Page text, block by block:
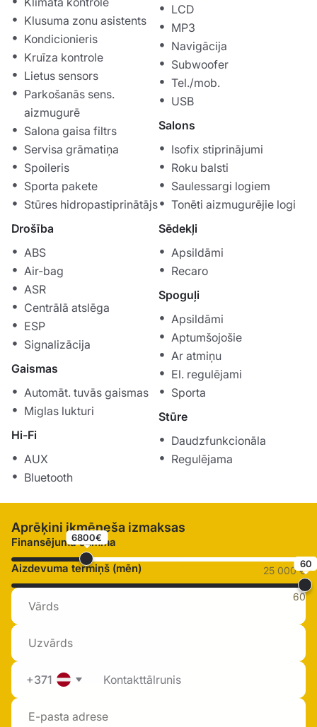
Klusuma zonu asistents
Kondicionieris
Kruīza kontrole
Lietus sensors
Parkošanās sens.
aizmugurē
Salona gaisa filtrs
Servisa grāmatiņa
Spoileris
Sporta pakete
Stūres hidropastiprinātājs
Drošība
ABS
Air-bag
ASR
Centrālā atslēga
ESP
Signalizācija
Gaismas
Automāt. tuvās gaismas
Miglas lukturi
Hi-Fi
AUX
Bluetooth
LCD
MP3
Navigācija
Subwoofer
Tel./mob.
USB
Salons
Isofix stiprinājumi
Roku balsti
Saulessargi logiem
Tonēti aizmugurējie logi
Sēdekļi
Apsildāmi
Recaro
Spoguļi
Apsildāmi
Aptumšojošie
Ar atmiņu
El. regulējami
Sporta
Stūre
Daudzfunkcionāla
Regulējama
Aprēķini ikmēneša izmaksas
Finansējuma summa
6800€
25 000 €
Aizdevuma termiņš (mēn) 60
60
+371